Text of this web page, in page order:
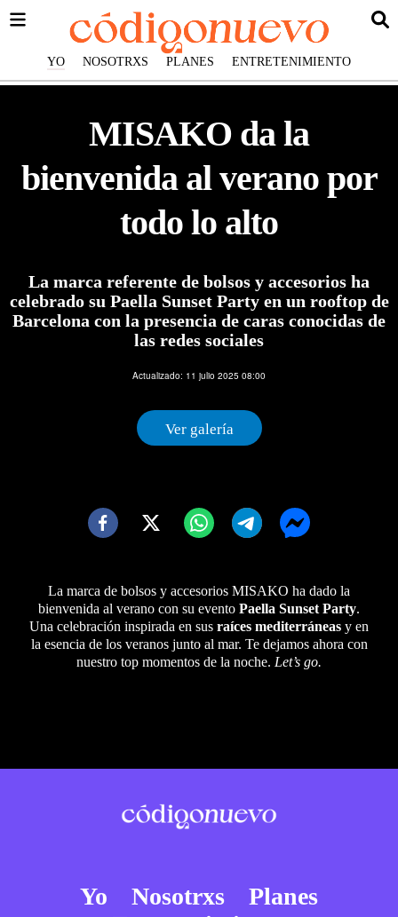
YO NOSOTRXS PLANES ENTRETENIMIENTO
MISAKO da la
bienvenida al verano por
todo lo alto
La marca referente de bolsos y accesorios ha
celebrado su Paella Sunset Party en un rooftop de
Barcelona con la presencia de caras conocidas de
las redes sociales
Actualizado: 11 julio 2025 08:00
Ver galería
La marca de bolsos y accesorios MISAKO ha dado la
bienvenida al verano con su evento Paella Sunset Party.
Una celebración inspirada en sus raíces mediterráneas y en
la esencia de los veranos junto al mar. Te dejamos ahora con
nuestro top momentos de la noche. Let’s go.
los creadores de contenido BonBonreich, Melo, Celopan, así como Chase
Yo Nosotrxs
Planes